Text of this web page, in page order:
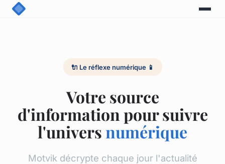
🔌 Le réflexe numérique 📱
Votre source
d'information pour suivre
l'universnumérique
Motvik décrypte chaque jour l'actualité